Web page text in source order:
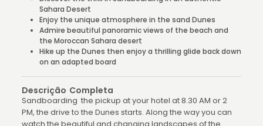
Sahara Desert
Enjoy the unique atmosphere in the sand Dunes
Admire beautiful panoramic views of the beach and
the Moroccan Sahara desert
Hike up the Dunes then enjoy a thrilling glide back down
on an adapted board
Descrição Completa
Sandboarding the pickup at your hotel at 8.30 AM or 2
PM, the drive to the Dunes starts. Along the way you can